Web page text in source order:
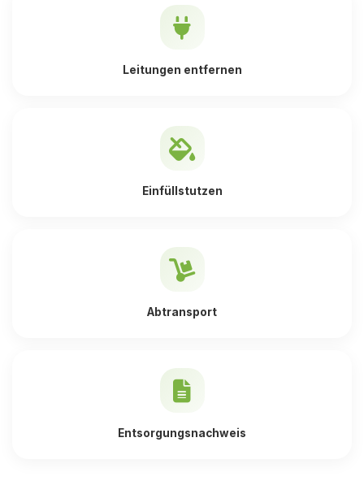
Leitungen entfernen
Einfüllstutzen
Abtransport
Entsorgungsnachweis